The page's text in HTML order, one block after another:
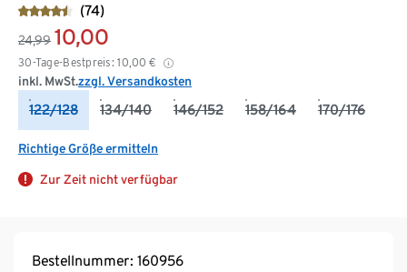
(74)
24,99 10,00
30-Tage-Bestpreis: 10,00 €
inkl. MwSt.zzgl. Versandkosten
122/128 134/140 146/152 158/164 170/176
Richtige Größe ermitteln
Zur Zeit nicht verfügbar
Bestellnummer: 160956